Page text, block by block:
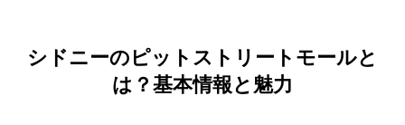
シドニーのピットストリートモールと
は？基本情報と魅力